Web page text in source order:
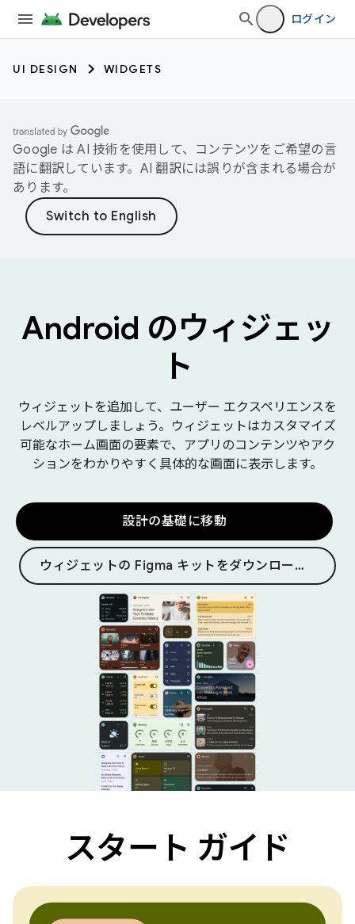
ログイン
UI DESIGN WIDGETS
Google は AI 技術を使用して、コンテンツをご希望の言
語に翻訳しています。AI 翻訳には誤りが含まれる場合が
あります。
Android のウィジェッ
ト
ウィジェットを追加して、ユーザー エクスペリエンスを
レベルアップしましょう。ウィジェットはカスタマイズ
可能なホーム画面の要素で、アプリのコンテンツやアク
ションをわかりやすく具体的な画面に表示します。
設計の基礎に移動
ウィジェットの Figma キットをダウンロードする
スタート ガイド